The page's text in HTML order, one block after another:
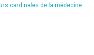
cardinales de la médecine